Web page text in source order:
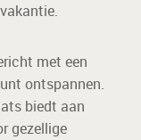
met een
ontspannen.
biedt aan
gezellige